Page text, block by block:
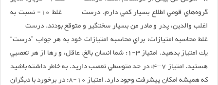
گروه‌هاي قومي اطلاع بسيار كمي دارم. درست غلط 10- نسبت به
اغلب والدين، پدر و مادر من بسيار سختگير و متوقع بودند. درست
غلط محاسبه امتيازات: براي محاسبه امتيازات خود به هر جواب ”درست“
يك امتياز بدهيد. امتياز 3-1: شما انسان بالغ، عاقل، و رها از هر تعصبي
هستيد. امتياز 7–4: در حد متوسطي تعصب داريد. به خاطر داشته باشيد
كه هميشه امكان پيشرفت وجود دارد. امتياز 10-8: در برخورد با ديگران